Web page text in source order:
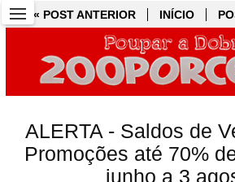
« POST ANTERIOR INÍCIO
ALERTA - Saldos de
Promoções até 70%
junho a 3
« POST ANTERIOR INÍCIO